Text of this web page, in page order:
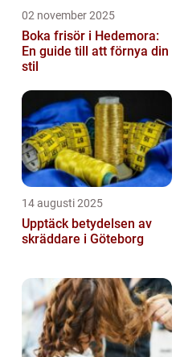
02 november 2025
Boka frisör i Hedemora:
En guide till att förnya din
stil
14 augusti 2025
Upptäck betydelsen av
skräddare i Göteborg